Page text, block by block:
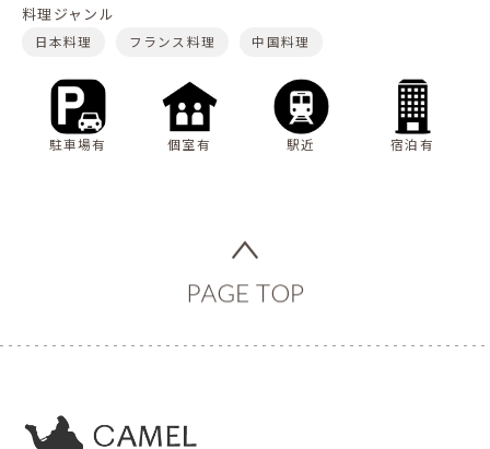
料理ジャンル
日本料理 フランス料理 中国料理
駐車場有 個室有 駅近 宿泊有